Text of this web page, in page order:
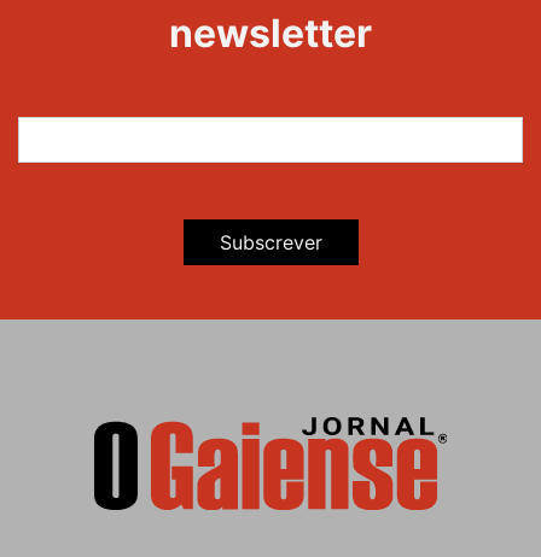
newsletter
Subscrever